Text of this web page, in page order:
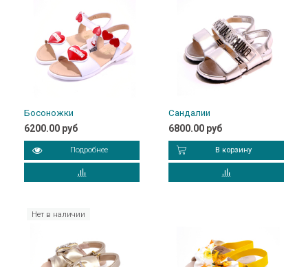
Босоножки
6200.00 руб
Подробнее
Сандалии
6800.00 руб
В корзину
Нет в наличии